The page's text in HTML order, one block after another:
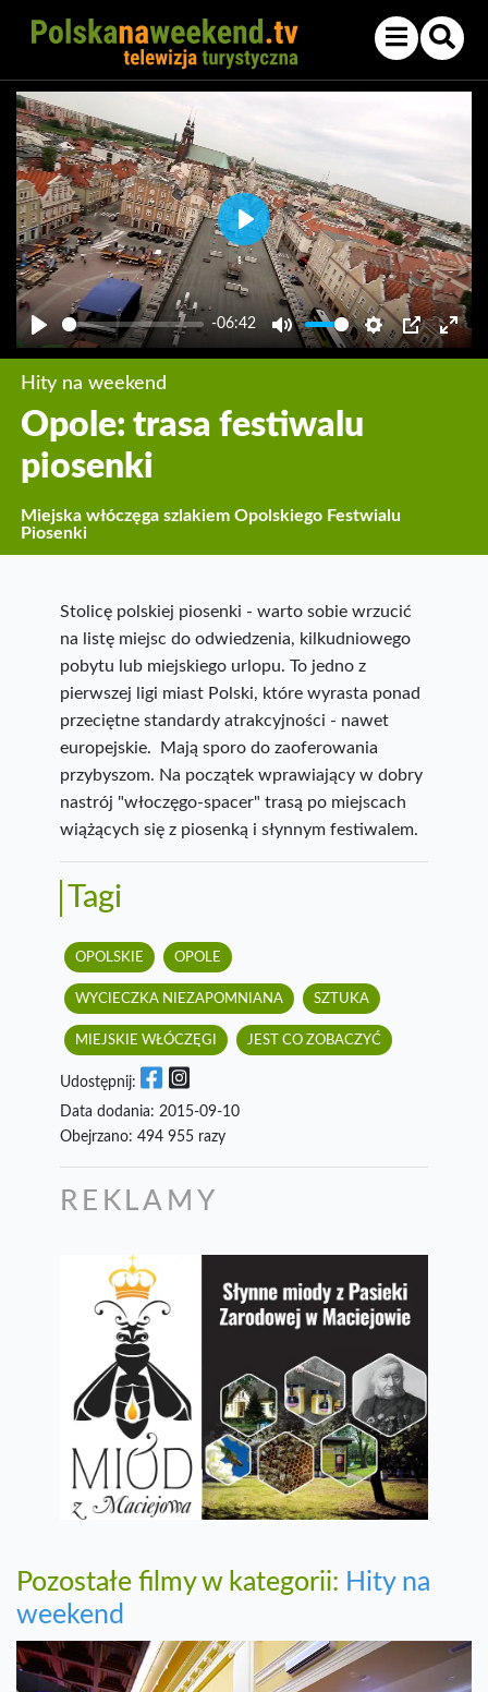
Play
-06:42
Mute Settings
PIP
Enter
Play
Hity na weekend
Opole: trasa festiwalu
piosenki
Miejska włóczęga szlakiem Opolskiego Festwialu
Piosenki
Stolicę polskiej piosenki - warto sobie wrzucić
na listę miejsc do odwiedzenia, kilkudniowego
pobytu lub miejskiego urlopu. To jedno z
pierwszej ligi miast Polski, które wyrasta ponad
przeciętne standardy atrakcyjności - nawet
europejskie. Mają sporo do zaoferowania
przybyszom. Na początek wprawiający w dobry
nastrój "włoczęgo-spacer" trasą po miejscach
wiążących się z piosenką i słynnym festiwalem.
Tagi
OPOLSKIE OPOLE
WYCIECZKA NIEZAPOMNIANA SZTUKA
MIEJSKIE WŁÓCZĘGI JEST CO ZOBACZYĆ
Udostępnij:
Data dodania: 2015-09-10
Obejrzano: 494 955 razy
REKLAMY
Pozostałe filmy w kategorii: Hity na
weekend